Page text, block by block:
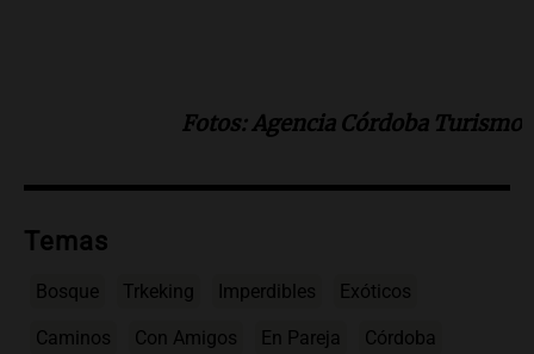
Fotos: Agencia Córdoba Turismo
Temas
Bosque Trkeking Imperdibles Exóticos
Caminos Con Amigos En Pareja Córdoba